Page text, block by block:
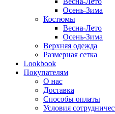
Осень-Зима
Костюмы
Весна-Лето
Осень-Зима
Верхняя одежда
Размерная сетка
Lookbook
Покупателям
О нас
Доставка
Способы оплаты
Условия